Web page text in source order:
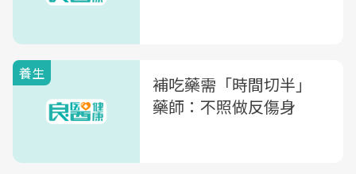
養生
補吃藥需「時間切半」
藥師：不照做反傷身